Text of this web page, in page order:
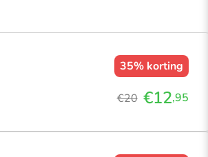
35% korting
€20 €12,95